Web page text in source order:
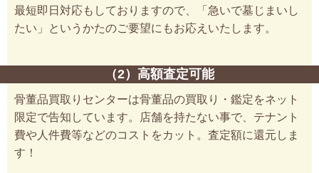
最短即日対応もしておりますので、「急いで墓じまいし
たい」というかたのご要望にもお応えいたします。
（2）高額査定可能
骨董品買取りセンターは骨董品の買取り・鑑定をネット
限定で告知しています。店舗を持たない事で、テナント
費や人件費等などのコストをカット。査定額に還元しま
す！